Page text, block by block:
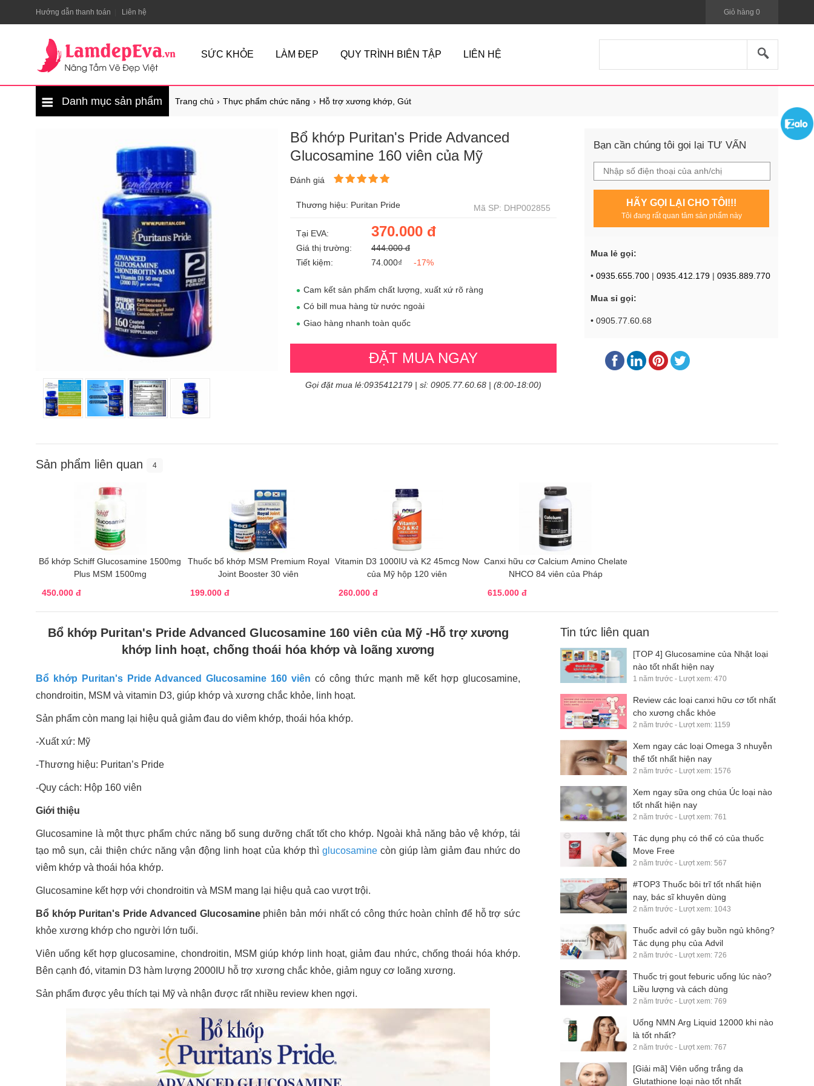
Hướng dẫn thanh toán Liên hệ Giỏ hàng 0
SỨC KHỎE LÀM ĐẸP QUY TRÌNH BIÊN TẬP LIÊN HỆ
Danh mục sản phẩm Trang chủ Thực phẩm chức năng Hỗ trợ xương khớp, Gút
Bổ khớp Puritan's Pride Advanced
Glucosamine 160 viên của Mỹ
Đánh giá
Thương hiệu: Puritan Pride Mã SP: DHP002855
Tại EVA: 370.000 đ
Giá thị trường:
444.000 đ
Tiết kiệm:
74.000₫ -17%
Cam kết sản phẩm chất lượng, xuất xứ rõ ràng
Có bill mua hàng từ nước ngoài
Giao hàng nhanh toàn quốc
ĐẶT MUA NGAY
Gọi đặt mua lẻ:0935412179 | sỉ: 0905.77.60.68 | (8:00-18:00)
Bạn cần chúng tôi gọi lại TƯ VẤN
HÃY GỌI LẠI CHO TÔI!!!
Tôi đang rất quan tâm sản phẩm này
Mua lẻ gọi:
• 0935.655.700 | 0935.412.179 | 0935.889.770
Mua sỉ gọi:
• 0905.77.60.68
Sản phẩm liên quan 4
Bổ khớp Schiff Glucosamine 1500mg
Plus MSM 1500mg
450.000 đ
Thuốc bổ khớp MSM Premium Royal
Joint Booster 30 viên
199.000 đ
Vitamin D3 1000IU và K2 45mcg Now
của Mỹ hộp 120 viên
260.000 đ
Canxi hữu cơ Calcium Amino Chelate
NHCO 84 viên của Pháp
615.000 đ
Bổ khớp Puritan's Pride Advanced Glucosamine 160 viên của Mỹ -Hỗ trợ xương
khớp linh hoạt, chống thoái hóa khớp và loãng xương
Bổ khớp Puritan's Pride Advanced Glucosamine 160 viên có công thức mạnh mẽ kết hợp glucosamine,
chondroitin, MSM và vitamin D3, giúp khớp và xương chắc khỏe, linh hoạt.
Sản phẩm còn mang lại hiệu quả giảm đau do viêm khớp, thoái hóa khớp.
-Xuất xứ: Mỹ
-Thương hiệu: Puritan’s Pride
-Quy cách: Hộp 160 viên
Giới thiệu
Glucosamine là một thực phẩm chức năng bổ sung dưỡng chất tốt cho khớp. Ngoài khả năng bảo vệ khớp, tái
tạo mô sụn, cải thiện chức năng vận động linh hoạt của khớp thì glucosamine còn giúp làm giảm đau nhức do
viêm khớp và thoái hóa khớp.
Glucosamine kết hợp với chondroitin và MSM mang lại hiệu quả cao vượt trội.
Bổ khớp Puritan's Pride Advanced Glucosaminephiên bản mới nhất có công thức hoàn chỉnh để hỗ trợ sức
khỏe xương khớp cho người lớn tuổi.
Viên uống kết hợp glucosamine, chondroitin, MSM giúp khớp linh hoạt, giảm đau nhức, chống thoái hóa khớp.
Bên cạnh đó, vitamin D3 hàm lượng 2000IU hỗ trợ xương chắc khỏe, giảm nguy cơ loãng xương.
Sản phẩm được yêu thích tại Mỹ và nhận được rất nhiều review khen ngợi.
Tin tức liên quan
[TOP 4] Glucosamine của Nhật loại
nào tốt nhất hiện nay
1 năm trước - Lượt xem: 470
​Review các loại canxi hữu cơ tốt nhất
cho xương chắc khỏe
2 năm trước - Lượt xem: 1159
Xem ngay các loại Omega 3 nhuyễn
thể tốt nhất hiện nay
2 năm trước - Lượt xem: 1576
Xem ngay sữa ong chúa Úc loại nào
tốt nhất hiện nay
2 năm trước - Lượt xem: 761
Tác dụng phụ có thể có của thuốc
Move Free
2 năm trước - Lượt xem: 567
#TOP3 Thuốc bôi trĩ tốt nhất hiện
nay, bác sĩ khuyên dùng
2 năm trước - Lượt xem: 1043
Thuốc advil có gây buồn ngủ không?
Tác dụng phụ của Advil
2 năm trước - Lượt xem: 726
Thuốc trị gout feburic uống lúc nào?
Liều lượng và cách dùng
2 năm trước - Lượt xem: 769
Uống NMN Arg Liquid 12000 khi nào
là tốt nhất?
2 năm trước - Lượt xem: 767
[Giải mã] Viên uống trắng da
Glutathione loại nào tốt nhất